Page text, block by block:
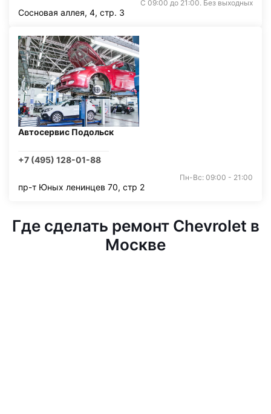
С 09:00 до 21:00. Без выходных
Сосновая аллея, 4, стр. 3
Автосервис Подольск
+7 (495) 128-01-88
Пн-Вс: 09:00 - 21:00
пр-т Юных ленинцев 70, стр 2
Где сделать ремонт Chevrolet в
Москве